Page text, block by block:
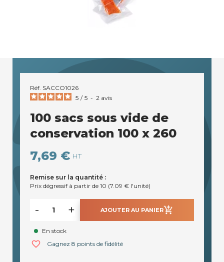
Réf. SACCO1026
5 / 5 - 2 avis
100 sacs sous vide de
conservation 100 x 260
7,69 € HT
Remise sur la quantité :
Prix dégressif à partir de 10 (7.09 € l'unité)
- + AJOUTER AU PANIERadd_shopping_cart
En stock
favorite_border Gagnez 8 points de fidélité